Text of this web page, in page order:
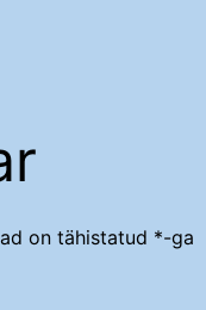
on tähistatud *-ga